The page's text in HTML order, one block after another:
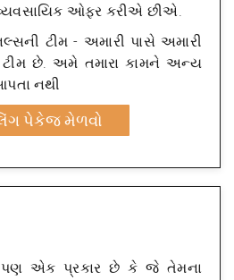
ઓફર કરીએ છીએ.
ટીમ- અમારી પાસે અમારી
છે. અમે તમારા કામને અન્ય
નથી
પેકેજ મેળવો
એક પ્રકાર છે કે જે તેમના